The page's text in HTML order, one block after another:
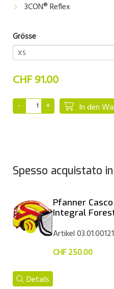
3CON® Reflex
Grösse
CHF 91.00
In den
Spesso acquistato
Pfanner
Integral
Artikel
CHF 250.00
Details